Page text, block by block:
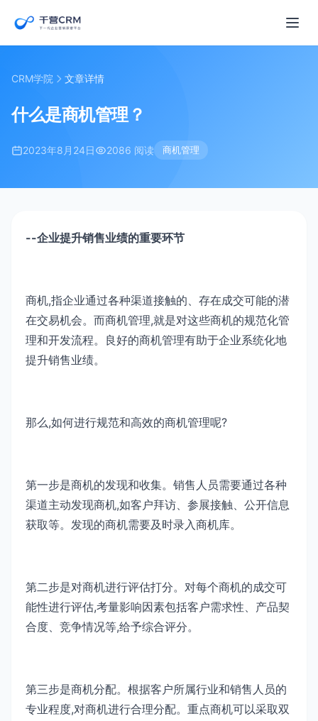
CRM学院 文章详情
什么是商机管理？
2023年8月24日 2086 阅读 商机管理
--企业提升销售业绩的重要环节
商机,指企业通过各种渠道接触的、存在成交可能的潜
在交易机会。而商机管理,就是对这些商机的规范化管
理和开发流程。良好的商机管理有助于企业系统化地
提升销售业绩。
那么,如何进行规范和高效的商机管理呢?
第一步是商机的发现和收集。销售人员需要通过各种
渠道主动发现商机,如客户拜访、参展接触、公开信息
获取等。发现的商机需要及时录入商机库。
第二步是对商机进行评估打分。对每个商机的成交可
能性进行评估,考量影响因素包括客户需求性、产品契
合度、竞争情况等,给予综合评分。
第三步是商机分配。根据客户所属行业和销售人员的
专业程度,对商机进行合理分配。重点商机可以采取双